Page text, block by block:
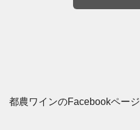
都農ワインのFacebookページ